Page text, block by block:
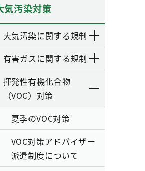
の選び方
気汚染対策
大気汚染に関する規制
有害ガスに関する規制
揮発性有機化合物
（VOC）対策
夏季のVOC対策
VOC対策アドバイザー
派遣制度について